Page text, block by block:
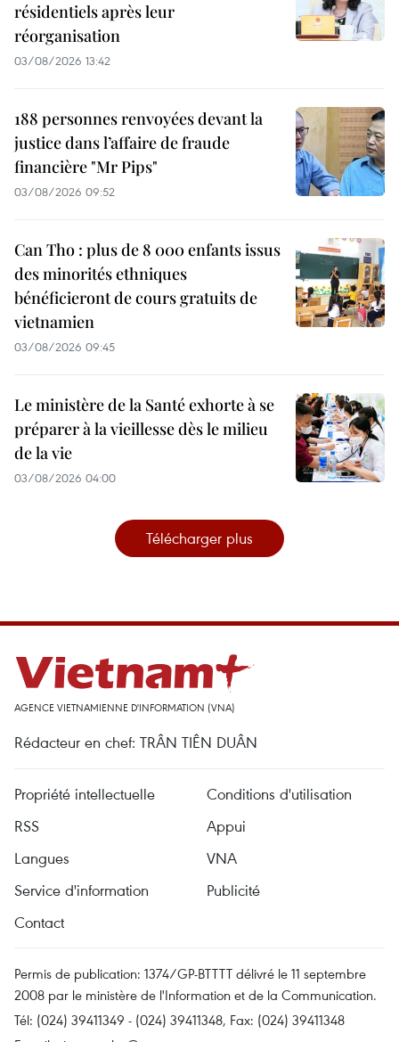
résidentiels après leur
réorganisation
03/08/2026 13:42
188 personnes renvoyées devant la
justice dans l’affaire de fraude
financière "Mr Pips"
03/08/2026 09:52
Can Tho : plus de 8 000 enfants issus
des minorités ethniques
bénéficieront de cours gratuits de
vietnamien
03/08/2026 09:45
Le ministère de la Santé exhorte à se
préparer à la vieillesse dès le milieu
de la vie
03/08/2026 04:00
Télécharger plus
AGENCE VIETNAMIENNE D'INFORMATION (VNA)
Rédacteur en chef: TRÂN TIÊN DUÂN
Propriété intellectuelle
Conditions d'utilisation
RSS
Appui
Langues
VNA
Service d'information
Publicité
Contact
Permis de publication: 1374/GP-BTTTT délivré le 11 septembre
2008 par le ministère de l'Information et de la Communication.
Tél: (024) 39411349 - (024) 39411348, Fax: (024) 39411348